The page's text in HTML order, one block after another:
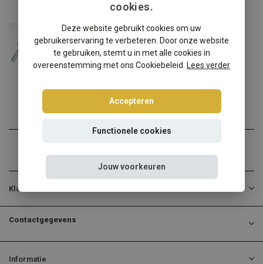
Audi A4 Sedan/Avant 8K-B8 schroefset
Audi A4 Sedan/Avant 8K-B8...
€374,95
Klantenservice
Contactgegevens
Informatie
cookies.
Deze website gebruikt cookies om uw
gebruikerservaring te verbeteren. Door onze website
te gebruiken, stemt u in met alle cookies in
overeenstemming met ons Cookiebeleid.
Lees verder
Accepteren
Functionele cookies
Jouw voorkeuren